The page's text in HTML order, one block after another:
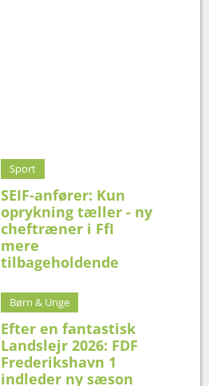
Sport
SEIF-anfører: Kun
oprykning tæller - ny
cheftræner i FfI
mere
tilbageholdende
Børn & Unge
Efter en fantastisk
Landslejr 2026: FDF
Frederikshavn 1
indleder ny sæson